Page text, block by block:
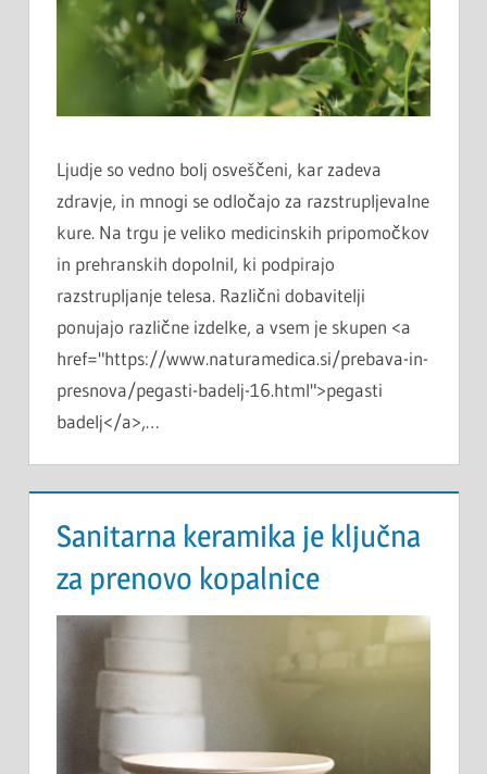
Ljudje so vedno bolj osveščeni, kar zadeva
zdravje, in mnogi se odločajo za razstrupljevalne
kure. Na trgu je veliko medicinskih pripomočkov
in prehranskih dopolnil, ki podpirajo
razstrupljanje telesa. Različni dobavitelji
ponujajo različne izdelke, a vsem je skupen <a
href="https://www.naturamedica.si/prebava-in-
presnova/pegasti-badelj-16.html">pegasti
badelj</a>,…
Sanitarna keramika je ključna
za prenovo kopalnice